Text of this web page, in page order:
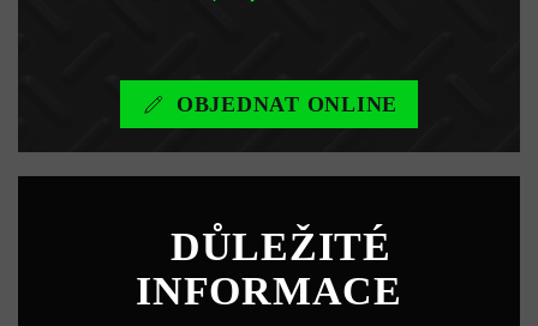
OBJEDNAT ONLINE
DŮLEŽITÉ
INFORMACE